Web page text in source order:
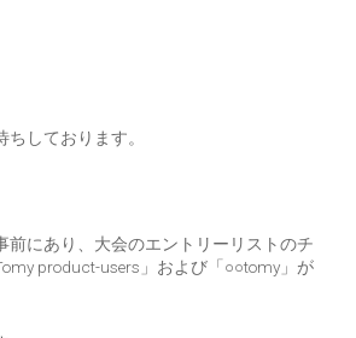
しております。
にあり、大会のエントリーリストのチ
product-users」および「○○tomy」が